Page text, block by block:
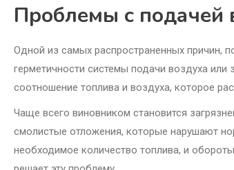
Проблемы с подачей
Одной из самых распространенных причин,
герметичности системы подачи воздуха
соотношение топлива и воздуха, которое
Чаще всего виновником становится
смолистые отложения, которые нарушают
необходимое количество топлива, и